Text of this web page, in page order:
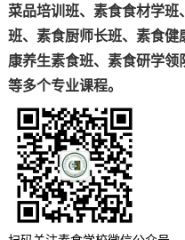
菜品培训班、素食食材学班
班、素食厨师长班、素食
康养生素食班、素食研学
等多个专业课程。